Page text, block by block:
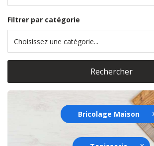
Bricolage Maison
Filtrer par catégorie
Choisissez une catégorie...
Rechercher